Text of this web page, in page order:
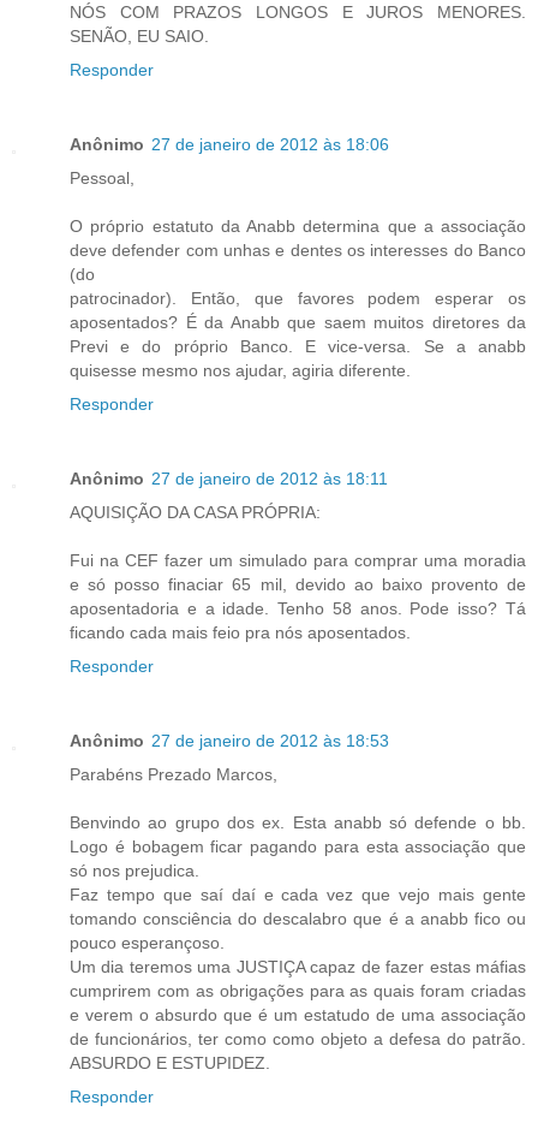
NÓS COM PRAZOS LONGOS E JUROS MENORES.
SENÃO, EU SAIO.
Responder
Anônimo 27 de janeiro de 2012 às 18:06
Pessoal,
O próprio estatuto da Anabb determina que a associação
deve defender com unhas e dentes os interesses do Banco
(do
patrocinador). Então, que favores podem esperar os
aposentados? É da Anabb que saem muitos diretores da
Previ e do próprio Banco. E vice-versa. Se a anabb
quisesse mesmo nos ajudar, agiria diferente.
Responder
Anônimo 27 de janeiro de 2012 às 18:11
AQUISIÇÃO DA CASA PRÓPRIA:
Fui na CEF fazer um simulado para comprar uma moradia
e só posso finaciar 65 mil, devido ao baixo provento de
aposentadoria e a idade. Tenho 58 anos. Pode isso? Tá
ficando cada mais feio pra nós aposentados.
Responder
Anônimo 27 de janeiro de 2012 às 18:53
Parabéns Prezado Marcos,
Benvindo ao grupo dos ex. Esta anabb só defende o bb.
Logo é bobagem ficar pagando para esta associação que
só nos prejudica.
Faz tempo que saí daí e cada vez que vejo mais gente
tomando consciência do descalabro que é a anabb fico ou
pouco esperançoso.
Um dia teremos uma JUSTIÇA capaz de fazer estas máfias
cumprirem com as obrigações para as quais foram criadas
e verem o absurdo que é um estatudo de uma associação
de funcionários, ter como como objeto a defesa do patrão.
ABSURDO E ESTUPIDEZ.
Responder